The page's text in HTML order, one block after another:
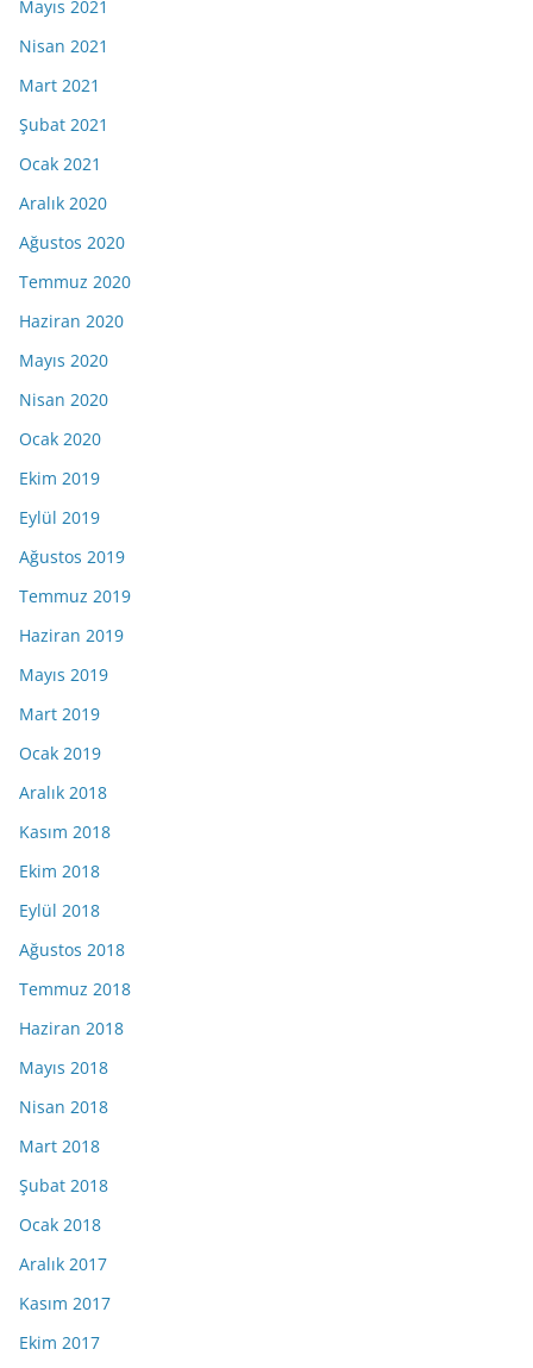
Mayıs 2021
Nisan 2021
Mart 2021
Şubat 2021
Ocak 2021
Aralık 2020
Ağustos 2020
Temmuz 2020
Haziran 2020
Mayıs 2020
Nisan 2020
Ocak 2020
Ekim 2019
Eylül 2019
Ağustos 2019
Temmuz 2019
Haziran 2019
Mayıs 2019
Mart 2019
Ocak 2019
Aralık 2018
Kasım 2018
Ekim 2018
Eylül 2018
Ağustos 2018
Temmuz 2018
Haziran 2018
Mayıs 2018
Nisan 2018
Mart 2018
Şubat 2018
Ocak 2018
Aralık 2017
Kasım 2017
Ekim 2017